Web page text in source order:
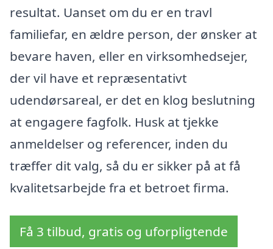
resultat. Uanset om du er en travl
familiefar, en ældre person, der ønsker at
bevare haven, eller en virksomhedsejer,
der vil have et repræsentativt
udendørsareal, er det en klog beslutning
at engagere fagfolk. Husk at tjekke
anmeldelser og referencer, inden du
træffer dit valg, så du er sikker på at få
kvalitetsarbejde fra et betroet firma.
Få 3 tilbud, gratis og uforpligtende